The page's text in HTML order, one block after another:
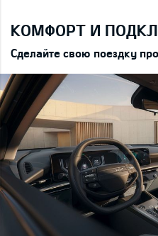
КОМФОРТ И
Сделайте свою поездку